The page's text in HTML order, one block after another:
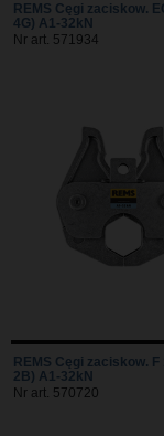
REMS Cęgi zaciskow.
4G) A1-32kN
Nr art. 571934
REMS Cęgi zaciskow. F
2B) A1-32kN
Nr art. 570720